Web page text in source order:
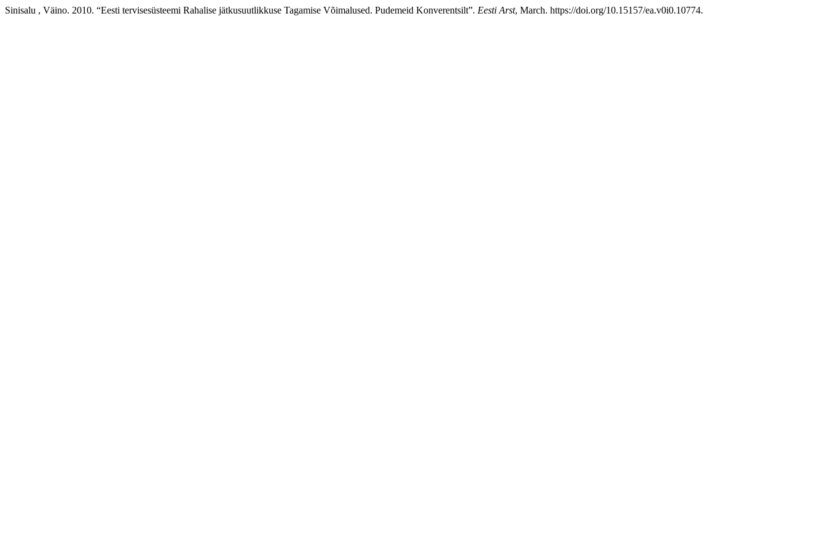
Sinisalu , Väino. 2010. “Eesti tervisesüsteemi Rahalise jätkusuutlikkuse Tagamise Võimalused. Pudemeid Konverentsilt”. Eesti Arst, March. https://doi.org/10.15157/ea.v0i0.10774.